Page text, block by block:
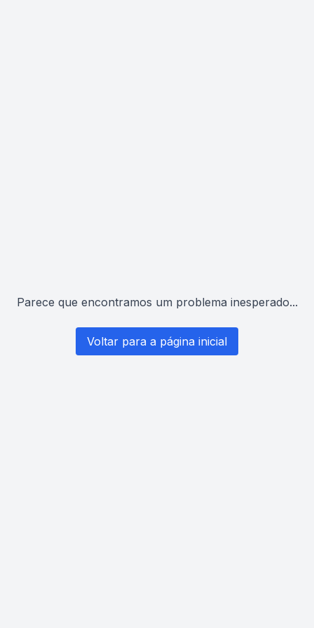
Parece que encontramos um problema inesperado...
Voltar para a página inicial